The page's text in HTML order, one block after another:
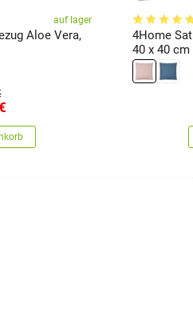
auf lager
Aloe Vera,
4Home
40 x 40 cm